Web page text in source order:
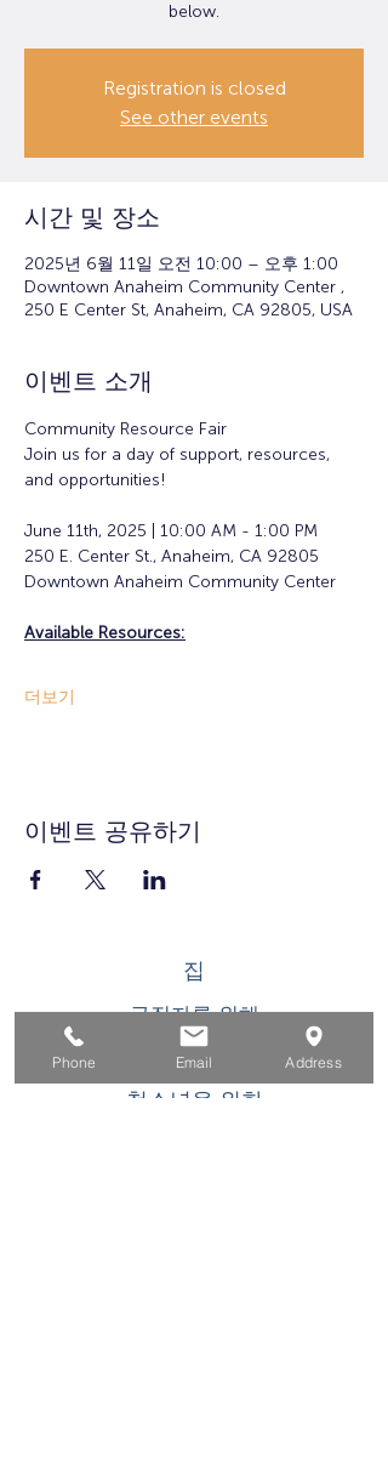
below.
Registration is closed
See other events
시간 및 장소
2025년 6월 11일 오전 10:00 – 오후 1:00
Downtown Anaheim Community Center ,
250 E Center St, Anaheim, CA 92805, USA
이벤트 소개
Community Resource Fair
Join us for a day of support, resources,
and opportunities!
June 11th, 2025 | 10:00 AM - 1:00 PM
Downtown Anaheim Community Center
Available Resources:
더보기
이벤트 공유하기
집
구직자를 위해
기업용
청소년을 위한
Phone Email Address